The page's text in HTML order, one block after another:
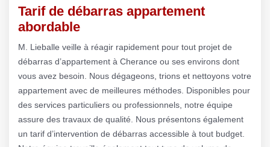
Tarif de débarras appartement
abordable
M. Lieballe veille à réagir rapidement pour tout projet de
débarras d’appartement à Cherance ou ses environs dont
vous avez besoin. Nous dégageons, trions et nettoyons votre
appartement avec de meilleures méthodes. Disponibles pour
des services particuliers ou professionnels, notre équipe
assure des travaux de qualité. Nous présentons également
un tarif d’intervention de débarras accessible à tout budget.